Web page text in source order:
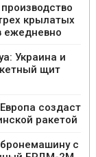
крылатых
ежедневно
Украина и
щит
создаст
ракетой
с